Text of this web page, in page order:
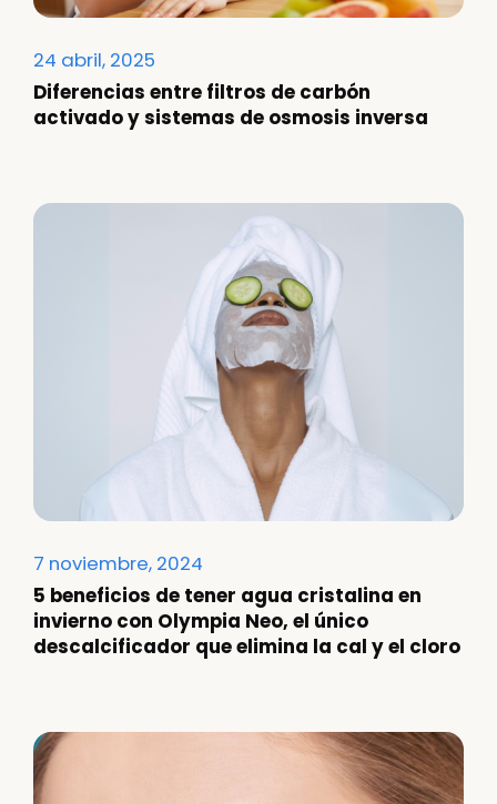
24 abril, 2025
Diferencias entre filtros de carbón
activado y sistemas de osmosis inversa
7 noviembre, 2024
5 beneficios de tener agua cristalina en
invierno con Olympia Neo, el único
descalcificador que elimina la cal y el cloro